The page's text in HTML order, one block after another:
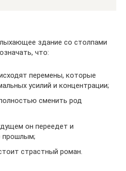
здание со столпами
что:
перемены, которые
усилий и концентрации;
сменить род
он переедет и
прошлым;
страстный роман.